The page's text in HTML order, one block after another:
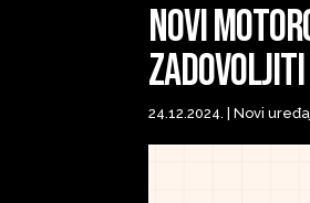
Novi
zadovoljiti
24.12.2024. |Novi